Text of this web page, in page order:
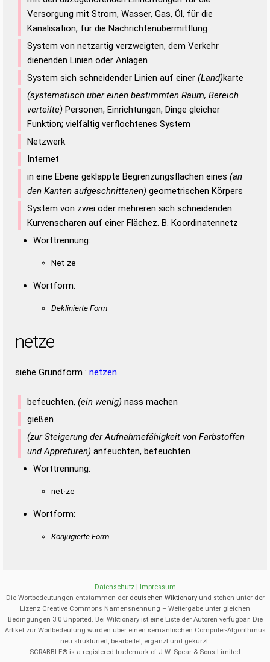
Versorgung mit Strom, Wasser, Gas, Öl, für die
Kanalisation, für die Nachrichtenübermittlung
System von netzartig verzweigten, dem Verkehr
dienenden Linien oder Anlagen
System sich schneidender Linien auf einer (Land)karte
(systematisch über einen bestimmten Raum, Bereich
verteilte) Personen, Einrichtungen, Dinge gleicher
Funktion; vielfältig verflochtenes System
Netzwerk
Internet
in eine Ebene geklappte Begrenzungsflächen eines (an
den Kanten aufgeschnittenen) geometrischen Körpers
System von zwei oder mehreren sich schneidenden
Kurvenscharen auf einer Flächez. B. Koordinatennetz
Worttrennung:
Net·ze
Wortform:
Deklinierte Form
netze
siehe Grundform : netzen
befeuchten, (ein wenig) nass machen
gießen
(zur Steigerung der Aufnahmefähigkeit von Farbstoffen
und Appreturen) anfeuchten, befeuchten
Worttrennung:
net·ze
Wortform:
Konjugierte Form
Datenschutz| Impressum
Die Wortbedeutungen entstammen der deutschen Wiktionaryund stehen unter der
Lizenz Creative Commons Namensnennung – Weitergabe unter gleichen
Bedingungen 3.0 Unported. Bei Wiktionary ist eine Liste der Autoren verfügbar. Die
Artikel zur Wortbedeutung wurden über einen semantischen Computer-Algorithmus
neu strukturiert, bearbeitet, ergänzt und gekürzt.
SCRABBLE® is a registered trademark of J.W. Spear & Sons Limited